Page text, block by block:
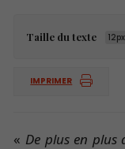
Taille du texte 12px
IMPRIMER
« De plus en plus